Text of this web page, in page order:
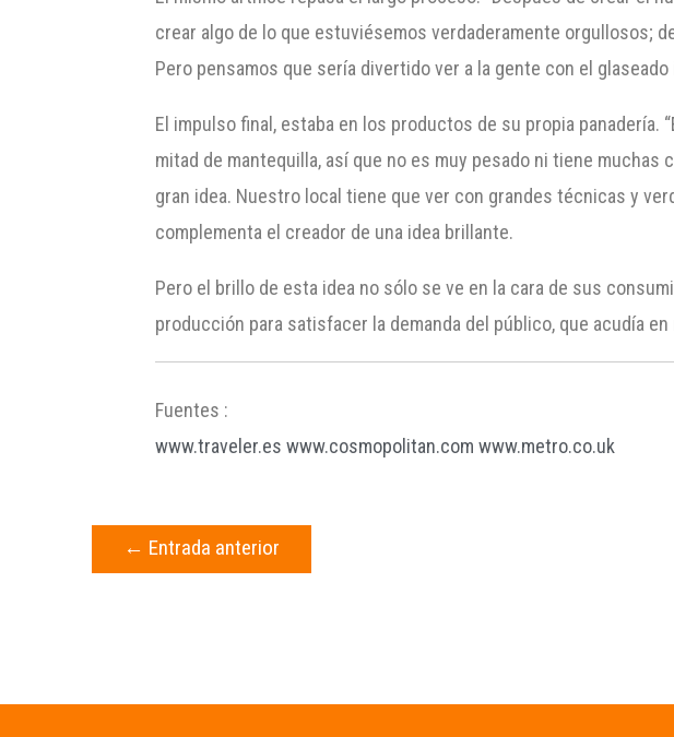
crear algo de lo que estuviésemos verdaderamente orgullosos;
Pero pensamos que sería divertido ver a la gente con el
El impulso final, estaba en los productos de su propia panadería.
mitad de mantequilla, así que no es muy pesado ni tiene
gran idea. Nuestro local tiene que ver con grandes técnicas y
complementa el creador de una idea brillante.
Pero el brillo de esta idea no sólo se ve en la cara de sus
producción para satisfacer la demanda del público, que acudía
Fuentes :
www.traveler.es www.cosmopolitan.com www.metro.co.uk
← Entrada anterior